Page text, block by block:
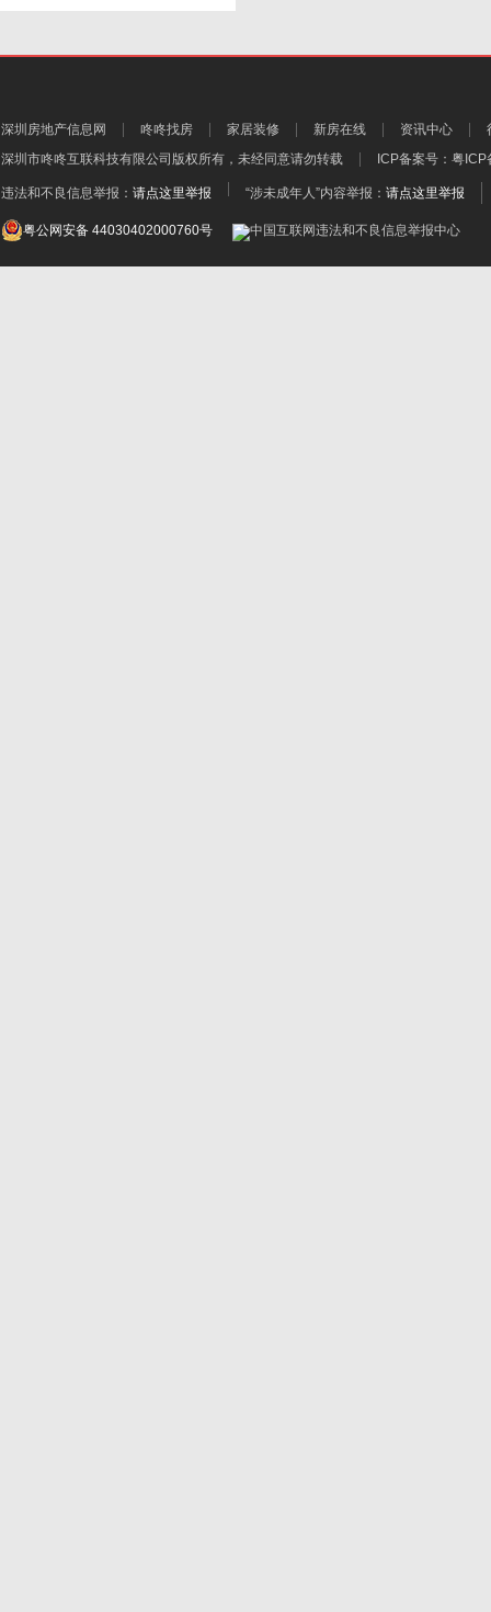
深圳房地产信息网 咚咚找房 家居装修 新房在线 资讯中心
深圳市咚咚互联科技有限公司 版权所有，未经同意请勿转载 ICP备案号： 粤ICP
违法和不良信息举报： 请点这里举报 “涉未成年人”内容举报： 请点这里举报
粤公网安备 44030402000760号